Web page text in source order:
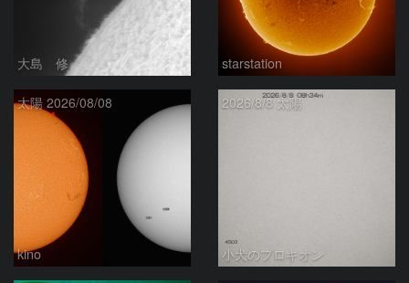
大島 修 starstation
太陽 2026/08/08
kino
2026/8/8 太陽
小犬のプロキオン